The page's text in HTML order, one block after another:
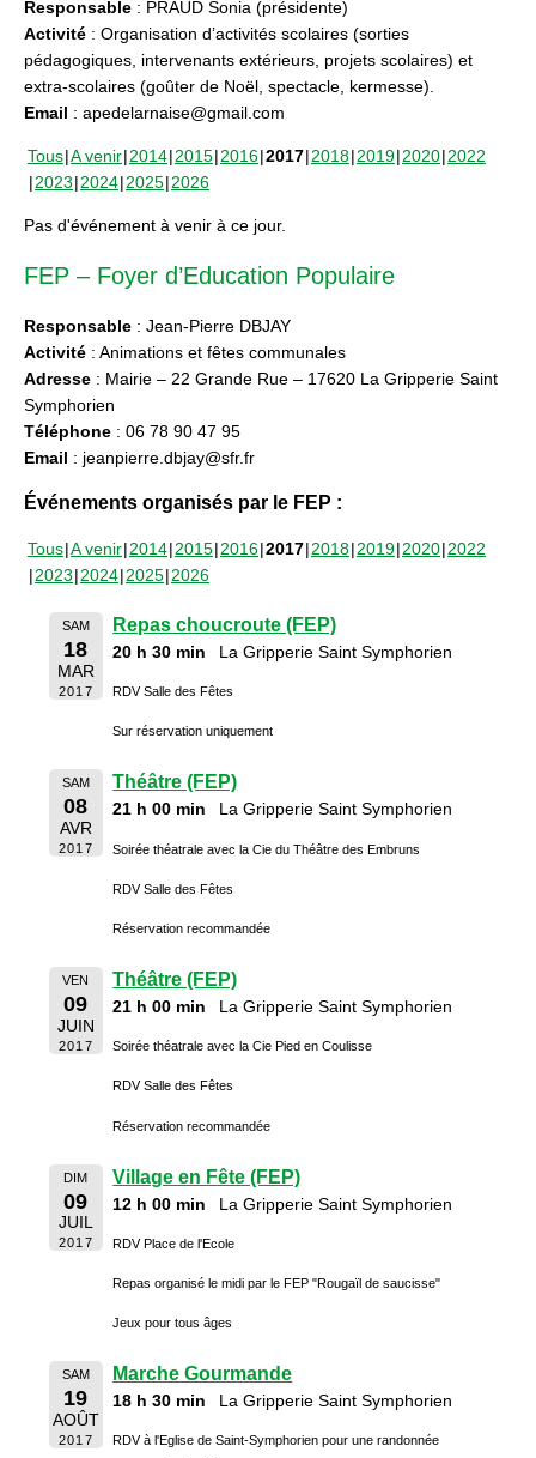
Responsable : PRAUD Sonia (présidente)
Activité : Organisation d’activités scolaires (sorties
pédagogiques, intervenants extérieurs, projets scolaires) et
extra-scolaires (goûter de Noël, spectacle, kermesse).
Email : apedelarnaise@gmail.com
Tous A venir 2014 2015 2016 2017 2018 2019 2020 2022
2023 2024 2025 2026
Pas d'événement à venir à ce jour.
FEP – Foyer d’Education Populaire
Responsable : Jean-Pierre DBJAY
Activité : Animations et fêtes communales
Adresse : Mairie – 22 Grande Rue – 17620 La Gripperie Saint
Symphorien
Téléphone : 06 78 90 47 95
Email : jeanpierre.dbjay@sfr.fr
Événements organisés par le FEP :
Tous A venir 2014 2015 2016 2017 2018 2019 2020 2022
2023 2024 2025 2026
SAM
18
MAR
2017
Repas choucroute (FEP)
20 h 30 min La Gripperie Saint Symphorien
RDV Salle des Fêtes
Sur réservation uniquement
SAM
08
AVR
2017
Théâtre (FEP)
21 h 00 min La Gripperie Saint Symphorien
Soirée théatrale avec la Cie du Théâtre des Embruns
RDV Salle des Fêtes
Réservation recommandée
VEN
09
JUIN
2017
Théâtre (FEP)
21 h 00 min La Gripperie Saint Symphorien
Soirée théatrale avec la Cie Pied en Coulisse
RDV Salle des Fêtes
Réservation recommandée
DIM
09
JUIL
2017
Village en Fête (FEP)
12 h 00 min La Gripperie Saint Symphorien
RDV Place de l'Ecole
Repas organisé le midi par le FEP "Rougaïl de saucisse"
Jeux pour tous âges
SAM
19
AOÛT
2017
Marche Gourmande
18 h 30 min La Gripperie Saint Symphorien
RDV à l'Eglise de Saint-Symphorien pour une randonnée